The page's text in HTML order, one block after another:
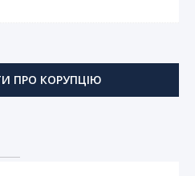
ПРО КОРУПЦІЮ